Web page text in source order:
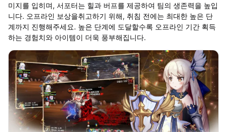
미지를 입히며, 서포터는 힐과 버프를 제공하여 팀의 생존력을 높입
니다. 오프라인 보상을취고하기 위해, 취침 전에는 최대한 높은 단
계까지 진행해주세요. 높은 단계에 도달할수록 오프라인 기간 획득
하는 경험치와 아이템이 더욱 풍부해집니다.